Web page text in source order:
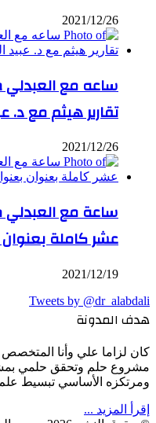
2021/12/26
ساعه مع العبدلي
تقارير هيثم مع د.
2021/12/26
ساعة مع العبدلي
عشر كاملة بعنوان
2021/12/19
Tweets by @dr_alabdali
هدف المدونة
كان لزاما علي وأنا
مشروع حلم وتحقق حلمي
ومرتكزه الأساسي تبسيط علم
إقرأ المزيد ...